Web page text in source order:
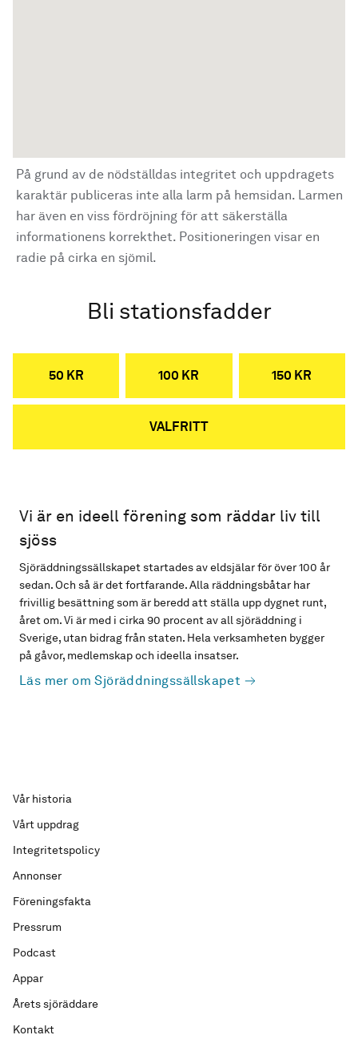
På grund av de nödställdas integritet och uppdragets
karaktär publiceras inte alla larm på hemsidan. Larmen
har även en viss fördröjning för att säkerställa
informationens korrekthet. Positioneringen visar en
radie på cirka en sjömil.
Bli stationsfadder
50 KR 100 KR 150 KR
VALFRITT
Vi är en ideell förening som räddar liv till
sjöss
Sjöräddningssällskapet startades av eldsjälar för över 100 år
sedan. Och så är det fortfarande. Alla räddningsbåtar har
frivillig besättning som är beredd att ställa upp dygnet runt,
året om. Vi är med i cirka 90 procent av all sjöräddning i
Sverige, utan bidrag från staten. Hela verksamheten bygger
på gåvor, medlemskap och ideella insatser.
Läs mer om Sjöräddningssällskapet
Vår historia
Vårt uppdrag
Integritetspolicy
Annonser
Föreningsfakta
Pressrum
Podcast
Appar
Årets sjöräddare
Kontakt